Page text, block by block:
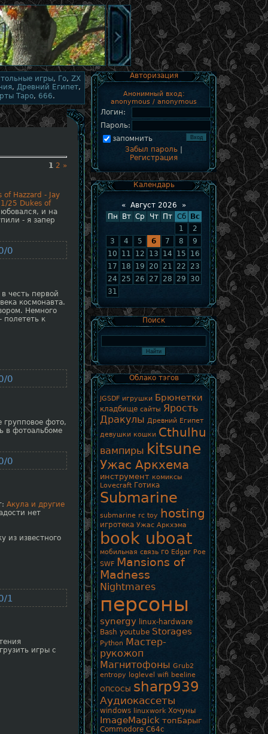
игры, Го, ZX
, Древний Египет,
Таро, 666.
1 2 »
Hazzard - Jay
25 Dukes of
и на
- я запер
0
честь первой
космонавта.
Немного
полететь к
0
фото,
в фотоальбоме
0
Акула и другие
нет
из известного
1
игры с
Авторизация
Анонимный вход:
anonymous / anonymous
Логин:
Пароль:
запомнить
Забыл пароль
Регистрация
Календарь
« Август 2026
»
Пн
Вт Ср Чт Пт Сб
Вс
1
2
3
4 5 6 7 8
9
10
11 12 13 14 15
16
17
18 19 20 21 22
23
24
25 26 27 28 29
30
31
Поиск
Облако тэгов
JGSDF игрушки Брюнетки
кладбище сайты Ярость
Дракулы Древний Египет
девушки кошки Cthulhu
вампиры kitsune
Ужас Аркхема
инструмент комиксы
Lovecraft Готика
Submarine
submarine rc toy hosting
игротека Ужас Аркхэма
book uboat
мобильная связь го Edgar Poe
SWF Mansions of
Madness
Nightmares
персоны
synergy linux-hardware
Bash youtube Storages
Python Мастер-
рукожоп
Магнитофоны Grub2
entropy
loglevel wifi beeline
ОПСОСЫ sharp939
Аудиокассеты
windows linuxwork Хочуны
ImageMagick топБарыг
Commodore C64c